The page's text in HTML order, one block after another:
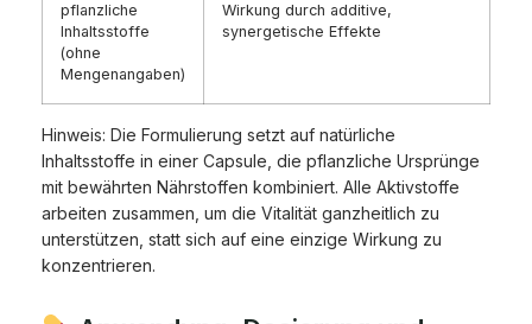
pflanzliche
Inhaltsstoffe
(ohne
Mengenangaben)
Wirkung durch additive,
synergetische Effekte
Hinweis: Die Formulierung setzt auf natürliche
Inhaltsstoffe in einer Capsule, die pflanzliche Ursprünge
mit bewährten Nährstoffen kombiniert. Alle Aktivstoffe
arbeiten zusammen, um die Vitalität ganzheitlich zu
unterstützen, statt sich auf eine einzige Wirkung zu
konzentrieren.